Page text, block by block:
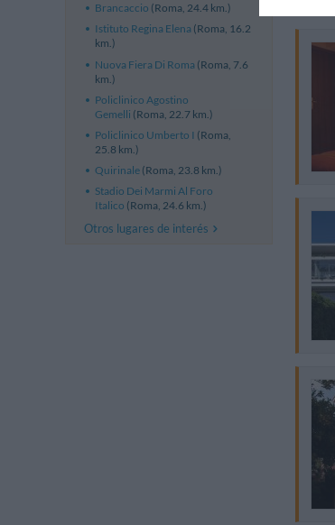
Brancaccio (Roma, 24.4 km.)
Istituto Regina Elena (Roma, 16.2
km.)
Nuova Fiera Di Roma (Roma, 7.6
km.)
Policlinico Agostino
Gemelli (Roma, 22.7 km.)
Policlinico Umberto I (Roma,
25.8 km.)
Quirinale (Roma, 23.8 km.)
Stadio Dei Marmi Al Foro
Italico (Roma, 24.6 km.)
Otros lugares de interés